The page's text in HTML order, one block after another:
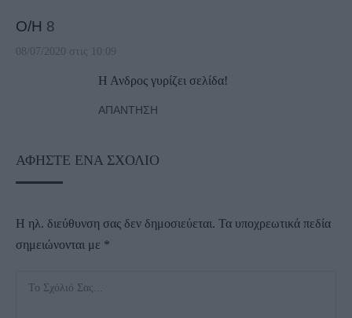
Ο/Η 8
08/07/2020 στις 10:09
Η Ανδρος γυρίζει σελίδα!
ΑΠΆΝΤΗΣΗ
ΑΦΉΣΤΕ ΈΝΑ ΣΧΌΛΙΟ
Η ηλ. διεύθυνση σας δεν δημοσιεύεται. Τα υποχρεωτικά πεδία
σημειώνονται με *